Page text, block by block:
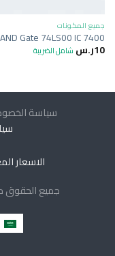
جميع المكونات
Gate 74LS00 IC 7400
10ر.س شامل الضريبة
سياسة
الاسعار
جميع الحقوق